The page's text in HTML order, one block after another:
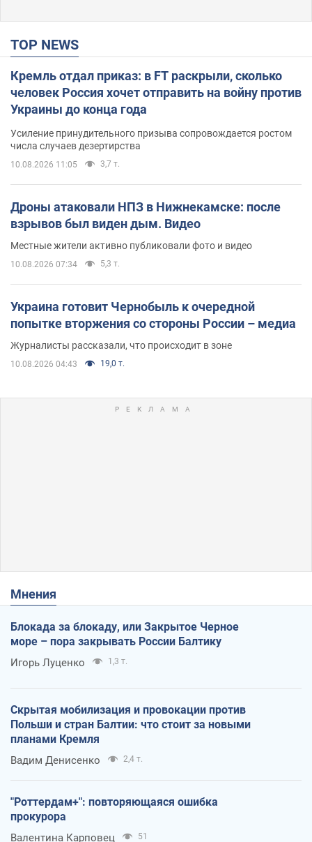
TOP NEWS
Кремль отдал приказ: в FT раскрыли, сколько
человек Россия хочет отправить на войну против
Украины до конца года
Усиление принудительного призыва сопровождается ростом
числа случаев дезертирства
10.08.2026 11:05 3,7 т.
Дроны атаковали НПЗ в Нижнекамске: после
взрывов был виден дым. Видео
Местные жители активно публиковали фото и видео
10.08.2026 07:34 5,3 т.
Украина готовит Чернобыль к очередной
попытке вторжения со стороны России – медиа
Журналисты рассказали, что происходит в зоне
10.08.2026 04:43 19,0 т.
Мнения
Блокада за блокаду, или Закрытое Черное
море – пора закрывать России Балтику
Игорь Луценко 1,3 т.
Скрытая мобилизация и провокации против
Польши и стран Балтии: что стоит за новыми
планами Кремля
Вадим Денисенко 2,4 т.
"Роттердам+": повторяющаяся ошибка
прокурора
Валентина Карповец 51